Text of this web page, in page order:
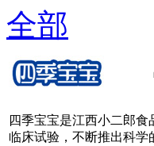
全部
四季宝宝是江西小二郎
临床试验，不断推出科